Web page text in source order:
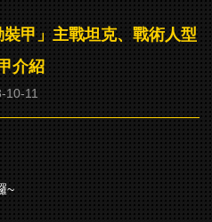
裝甲」主戰坦克、戰術人型
介紹
10-11
~